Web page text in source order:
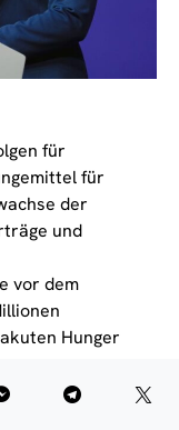
für
für
der
und
vor dem
Hunger